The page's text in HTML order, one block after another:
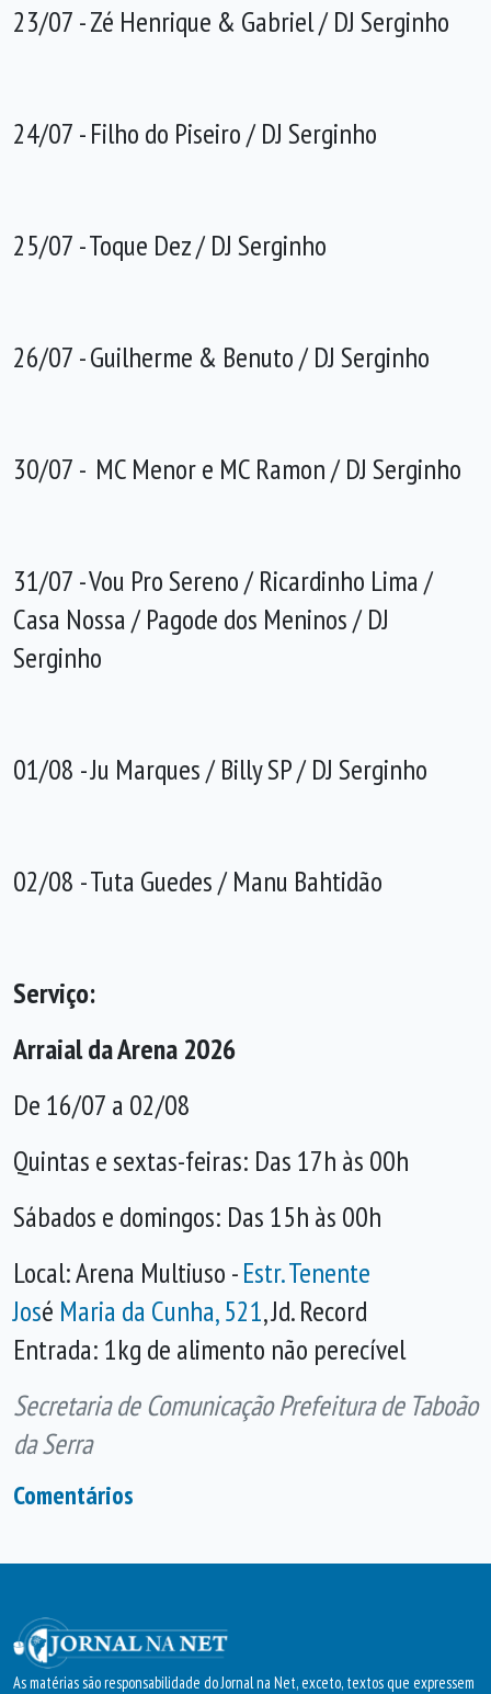
23/07 - Zé Henrique & Gabriel / DJ Serginho
24/07 - Filho do Piseiro / DJ Serginho
25/07 - Toque Dez / DJ Serginho
26/07 - Guilherme & Benuto / DJ Serginho
30/07 - MC Menor e MC Ramon / DJ Serginho
31/07 - Vou Pro Sereno / Ricardinho Lima /
Casa Nossa / Pagode dos Meninos / DJ
Serginho
01/08 - Ju Marques / Billy SP / DJ Serginho
02/08 - Tuta Guedes / Manu Bahtidão
Serviço:
Arraial da Arena 2026
De 16/07 a 02/08
Quintas e sextas-feiras: Das 17h às 00h
Sábados e domingos: Das 15h às 00h
Local: Arena Multiuso -Estr. Tenente
José Maria da Cunha, 521, Jd. Record
Entrada: 1kg de alimento não perecível
Secretaria de Comunicação Prefeitura de Taboão
da Serra
Comentários
As matérias são responsabilidade do Jornal na Net, exceto, textos que expressem